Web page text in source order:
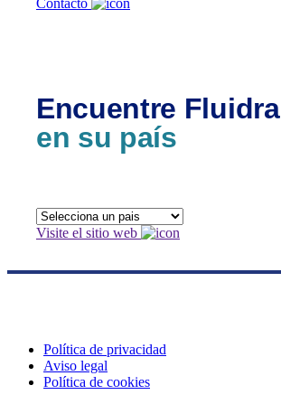
Contacto
Encuentre Fluidra
en su país
Visite el sitio web
Política de privacidad
Aviso legal
Política de cookies